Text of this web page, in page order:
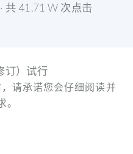
· 共 41.71 W 次点击
订）试行
请承诺您会仔细阅读并